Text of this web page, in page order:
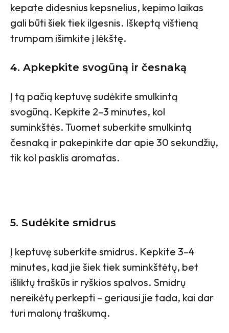
kepate didesnius kepsnelius, kepimo laikas
gali būti šiek tiek ilgesnis. Iškeptą vištieną
trumpam išimkite į lėkštę.
4. Apkepkite svogūną ir česnaką
Į tą pačią keptuvę sudėkite smulkintą
svogūną. Kepkite 2–3 minutes, kol
suminkštės. Tuomet suberkite smulkintą
česnaką ir pakepinkite dar apie 30 sekundžių,
tik kol pasklis aromatas.
5. Sudėkite smidrus
Į keptuvę suberkite smidrus. Kepkite 3–4
minutes, kad jie šiek tiek suminkštėtų, bet
išliktų traškūs ir ryškios spalvos. Smidrų
nereikėtų perkepti – geriausi jie tada, kai dar
turi malonų traškumą.